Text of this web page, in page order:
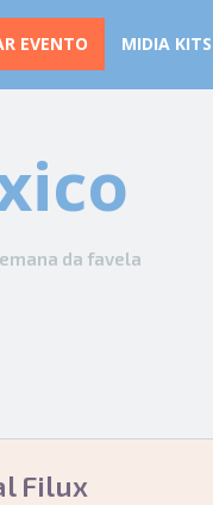
EVENTO MIDIA KITS
da favela
Filux